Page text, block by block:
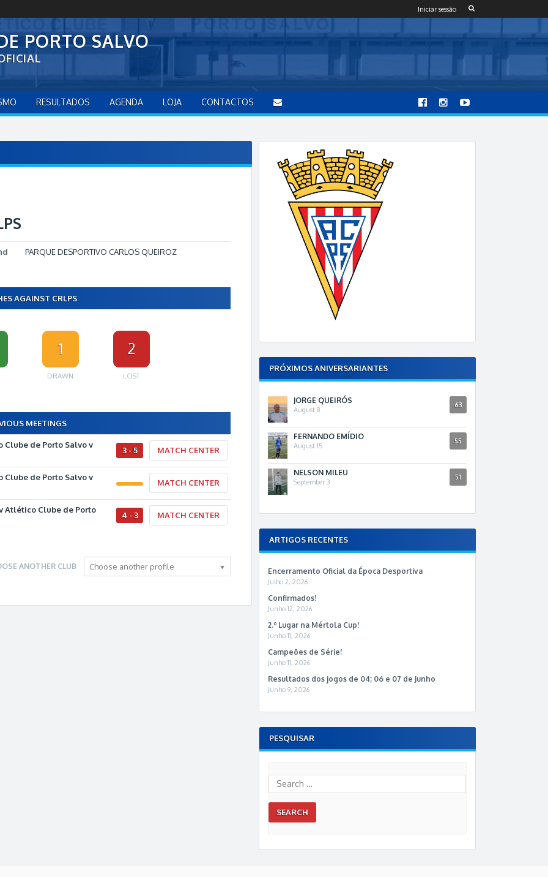
Iniciar sessão
PORTO SALVO
RESULTADOS AGENDA LOJA CONTACTOS
PARQUE DESPORTIVO CARLOS QUEIROZ
AGAINST CRLPS
1
DRAWN
2
LOST
MEETINGS
Clube de Porto Salvo v
3 - 5 MATCH CENTER
Clube de Porto Salvo v
MATCH CENTER
v Atlético Clube de Porto
4 - 3 MATCH CENTER
ANOTHER CLUB Choose another profile
PRÓXIMOS ANIVERSARIANTES
JORGE QUEIRÓS 63
August 8
FERNANDO EMÍDIO 55
August 15
NELSON MILEU 51
September 3
ARTIGOS RECENTES
Encerramento Oficial da Época Desportiva
Julho 2, 2026
Confirmados!
Junho 12, 2026
2.º Lugar na Mértola Cup!
Junho 11, 2026
Campeões de Série!
Junho 11, 2026
Resultados dos jogos de 04; 06 e 07 de Junho
Junho 9, 2026
PESQUISAR